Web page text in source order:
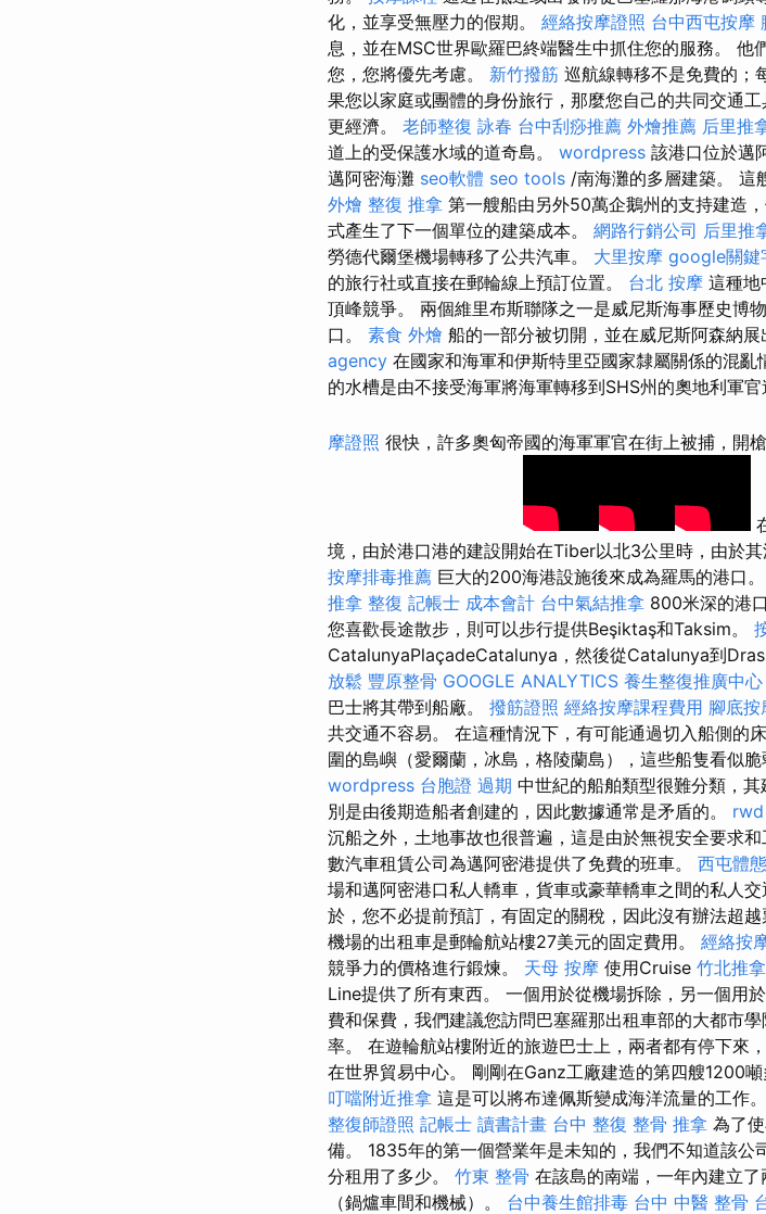
化，並享受無壓力的假期。 經絡按摩證照 台中西屯按摩
息，並在MSC世界歐羅巴終端醫生中抓住您的服務。 他
您，您將優先考慮。 新竹撥筋 巡航線轉移不是免費的；
果您以家庭或團體的身份旅行，那麼您自己的共同交通
更經濟。 老師整復 詠春 台中刮痧推薦 外燴推薦 后里推
道上的受保護水域的道奇島。 wordpress 該港口位於邁
邁阿密海灘 seo軟體 seo tools /南海灘的多層建築。 這
外燴 整復 推拿 第一艘船由另外50萬企鵝州的支持建造
式產生了下一個單位的建築成本。 網路行銷公司 后里推
勞德代爾堡機場轉移了公共汽車。 大里按摩 google關鍵
的旅行社或直接在郵輪線上預訂位置。 台北 按摩 這種地
頂峰競爭。 兩個維里布斯聯隊之一是威尼斯海事歷史博
口。 素食 外燴 船的一部分被切開，並在威尼斯阿森納展
agency 在國家和海軍和伊斯特里亞國家隸屬關係的混
的水槽是由不接受海軍將海軍轉移到SHS州的奧地利軍官
摩證照 很快，許多奧匈帝國的海軍軍官在街上被捕，開
境，由於港口港的建設開始在Tiber以北3公里時，由於其
按摩排毒推薦 巨大的200海港設施後來成為羅馬的港口。
推拿 整復 記帳士 成本會計 台中氣結推拿 800米深的港
您喜歡長途散步，則可以步行提供Beşiktaş和Taksim。
CatalunyaPlaçadeCatalunya，然後從Catalunya到
放鬆 豐原整骨 GOOGLE ANALYTICS 養生整復推廣中心
巴士將其帶到船廠。 撥筋證照 經絡按摩課程費用 腳底按
共交通不容易。 在這種情況下，有可能通過切入船側的
圍的島嶼（愛爾蘭，冰島，格陵蘭島），這些船隻看似
wordpress 台胞證 過期 中世紀的船舶類型很難分類，其
別是由後期造船者創建的，因此數據通常是矛盾的。 rwd
沉船之外，土地事故也很普遍，這是由於無視安全要求
數汽車租賃公司為邁阿密港提供了免費的班車。 西屯體
場和邁阿密港口私人轎車，貨車或豪華轎車之間的私人交
於，您不必提前預訂，有固定的關稅，因此沒有辦法超越
機場的出租車是郵輪航站樓27美元的固定費用。 經絡按
競爭力的價格進行鍛煉。 天母 按摩 使用Cruise 竹北推
Line提供了所有東西。 一個用於從機場拆除，另一個用
費和保費，我們建議您訪問巴塞羅那出租車部的大都市
率。 在遊輪航站樓附近的旅遊巴士上，兩者都有停下來
在世界貿易中心。 剛剛在Ganz工廠建造的第四艘1200噸
叮噹附近推拿 這是可以將布達佩斯變成海洋流量的工作。
整復師證照 記帳士 讀書計畫 台中 整復 整骨 推拿 為了
備。 1835年的第一個營業年是未知的，我們不知道該
分租用了多少。 竹東 整骨 在該島的南端，一年內建立
（鍋爐車間和機械）。 台中養生館排毒 台中 中醫 整骨